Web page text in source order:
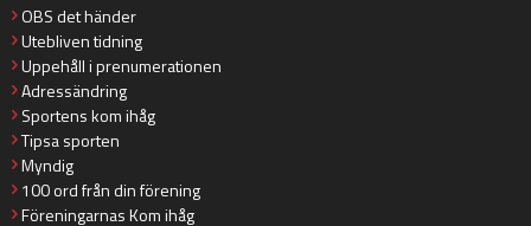
OBS det händer
Utebliven tidning
Uppehåll i prenumerationen
Adressändring
Sportens kom ihåg
Tipsa sporten
Myndig
100 ord från din förening
Föreningarnas Kom ihåg